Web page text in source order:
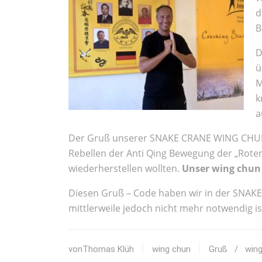
Der Gruß unserer SNAKE CRANE WING
Rebellen der Anti Qing Bewegung der
wiederherstellen wollten. Unser wing
Diesen Gruß – Code haben wir in der
mittlerweile jedoch nicht mehr notwendig
vonThomas Klüh wing chun Gruß /